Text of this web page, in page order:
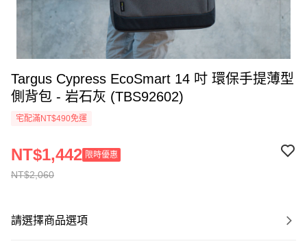
Targus Cypress EcoSmart 14 吋 環保手提薄型
側背包 - 岩石灰 (TBS92602)
宅配滿NT$490免運
NT$2,060
NT$1,442 限時優惠
請選擇商品選項